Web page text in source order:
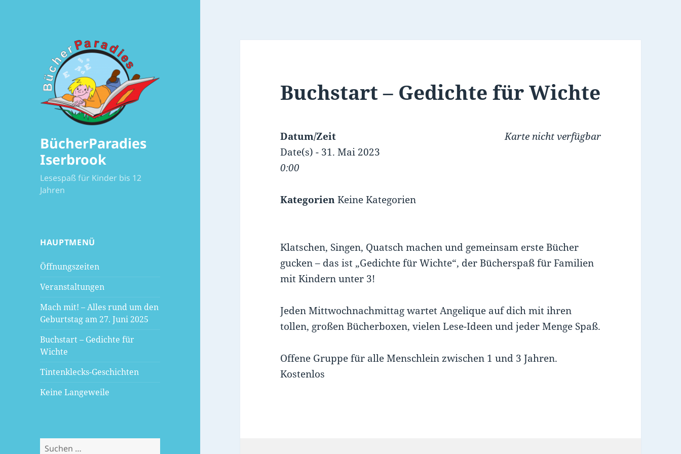
BücherParadies
Iserbrook
Lesespaß für Kinder bis 12
Jahren
HAUPTMENÜ
Öffnungszeiten
Veranstaltungen
Mach mit! – Alles rund um den
Geburtstag am 27. Juni 2025
Buchstart – Gedichte für
Wichte
Tintenklecks-Geschichten
Keine Langeweile
Suchen
Buchstart – Gedichte für Wichte
Karte nicht verfügbar
Datum/Zeit
Date(s) - 31. Mai 2023
0:00
KategorienKeine Kategorien
Klatschen, Singen, Quatsch machen und gemeinsam erste Bücher
gucken – das ist „Gedichte für Wichte“, der Bücherspaß für Familien
mit Kindern unter 3!
Jeden Mittwochnachmittag wartet Angelique auf dich mit ihren
tollen, großen Bücherboxen, vielen Lese-Ideen und jeder Menge Spaß.
Offene Gruppe für alle Menschlein zwischen 1 und 3 Jahren.
Kostenlos